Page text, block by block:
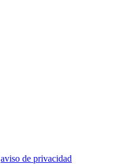
aviso de privacidad